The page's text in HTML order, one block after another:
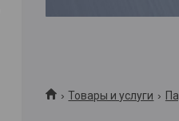
Товары и услуги